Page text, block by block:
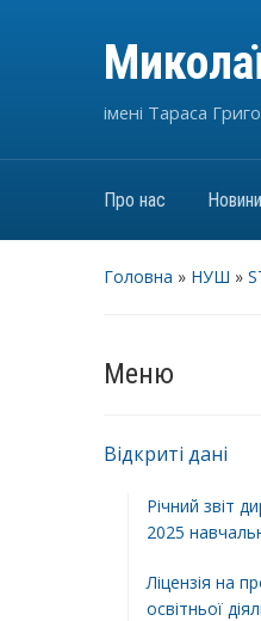
імені Тараса
Про нас
Головна » НУШ »
Меню
Відкриті дані
Річний звіт
2025
Ліцензія на
освітньої